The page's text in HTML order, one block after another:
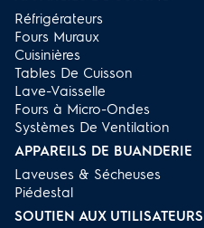
Réfrigérateurs
Fours Muraux
Cuisinières
Tables De Cuisson
Lave-Vaisselle
Fours à Micro-Ondes
Systèmes De Ventilation
APPAREILS DE BUANDERIE
Laveuses & Sécheuses
Piédestal
SOUTIEN AUX UTILISATEURS